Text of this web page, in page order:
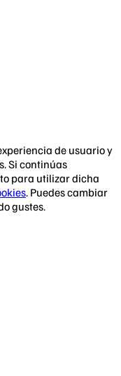
de usuario y
Si continúas
para utilizar dicha
. Puedes cambiar
gustes.